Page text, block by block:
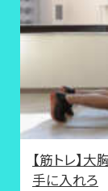
【筋トレ】
手に入れろ